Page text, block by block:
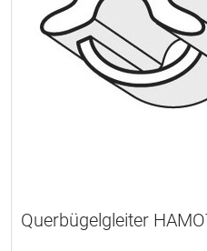
Querbügelgleiter